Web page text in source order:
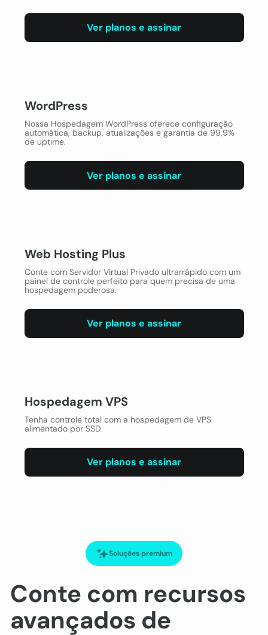
Ver planos e assinar
WordPress
Nossa Hospedagem WordPress oferece configuração
automática, backup, atualizações e garantia de 99,9%
de uptime.
Ver planos e assinar
Web Hosting Plus
Conte com Servidor Virtual Privado ultrarrápido com um
painel de controle perfeito para quem precisa de uma
hospedagem poderosa.
Ver planos e assinar
Hospedagem VPS
Tenha controle total com a hospedagem de VPS
alimentado por SSD.
Ver planos e assinar
Soluções premium
Conte com recursos
avançados de